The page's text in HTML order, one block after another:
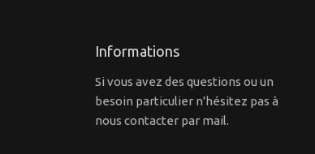
Informations
Si vous avez des questions ou un
besoin particulier n'hésitez pas à
nous contacter par mail.